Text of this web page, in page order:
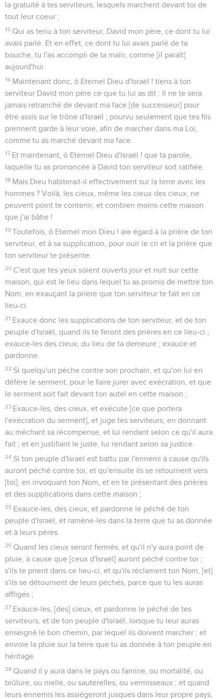
la gratuité à tes serviteurs, lesquels marchent devant toi de
tout leur coeur ;
15 Qui as tenu à ton serviteur, David mon père, ce dont tu lui
avais parlé. Et en effet, ce dont tu lui avais parlé de ta
bouche, tu l'as accompli de ta main, comme [il paraît]
aujourd'hui.
16 Maintenant donc, ô Eternel Dieu d'Israël ! tiens à ton
serviteur David mon père ce que tu lui as dit : Il ne te sera
jamais retranché de devant ma face [de successeur] pour
être assis sur le trône d'Israël ; pourvu seulement que tes fils
prennent garde à leur voie, afin de marcher dans ma Loi,
comme tu as marché devant ma face.
17 Et maintenant, ô Eternel Dieu d'Israël ! que ta parole,
laquelle tu as prononcée à David ton serviteur soit ratifiée.
18 Mais Dieu habiterait-il effectivement sur la terre avec les
hommes ? Voilà, les cieux, même les cieux des cieux, ne
peuvent point te contenir, et combien moins cette maison
que j'ai bâtie !
19 Toutefois, ô Eternel mon Dieu ! aie égard à la prière de ton
serviteur, et à sa supplication, pour ouïr le cri et la prière que
ton serviteur te présente.
20 C'est que tes yeux soient ouverts jour et nuit sur cette
maison, qui est le lieu dans lequel tu as promis de mettre ton
Nom, en exauçant la prière que ton serviteur te fait en ce
lieu-ci.
21 Exauce donc les supplications de ton serviteur, et de ton
peuple d'Israël, quand ils te feront des prières en ce lieu-ci ;
exauce-les des cieux, du lieu de ta demeure ; exauce et
pardonne.
22 Si quelqu'un pèche contre son prochain, et qu'on lui en
défère le serment, pour le faire jurer avec exécration, et que
le serment soit fait devant ton autel en cette maison ;
23 Exauce-les, des cieux, et exécute [ce que portera
l'exécration du serment], et juge tes serviteurs, en donnant
au méchant sa récompense, et lui rendant selon ce qu'il aura
fait ; et en justifiant le juste, lui rendant selon sa justice.
24 Si ton peuple d'Israël est battu par l'ennemi à cause qu'ils
auront péché contre toi, et qu'ensuite ils se retournent vers
[toi], en invoquant ton Nom, et en te présentant des prières
et des supplications dans cette maison ;
25 Exauce-les, des cieux, et pardonne le péché de ton
peuple d'Israël, et ramène-les dans la terre que tu as donnée
et à leurs pères.
26 Quand les cieux seront fermés, et qu'il n'y aura point de
pluie, à cause que [ceux d'Israël] auront péché contre toi ;
s'ils te prient dans ce lieu-ci, et qu'ils réclament ton Nom, [et]
s'ils se détournent de leurs péchés, parce que tu les auras
affligés ;
27 Exauce-les, [des] cieux, et pardonne le péché de tes
serviteurs, et de ton peuple d'Israël, lorsque tu leur auras
enseigné le bon chemin, par lequel ils doivent marcher ; et
envoie la pluie sur la terre que tu as donnée à ton peuple en
héritage.
28 Quand il y aura dans le pays ou famine, ou mortalité, ou
brûlure, ou nielle, ou sauterelles, ou vermisseaux ; et quand
leurs ennemis les assiégeront jusques dans leur propre pays,